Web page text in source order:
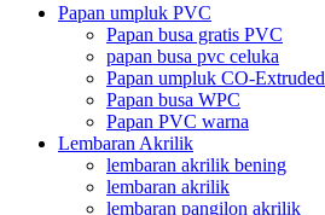
Papan umpluk PVC
Papan busa gratis PVC
papan busa pvc celuka
Papan umpluk CO-Extruded
Papan busa WPC
Papan PVC warna
Lembaran Akrilik
lembaran akrilik bening
lembaran akrilik
lembaran pangilon akrilik